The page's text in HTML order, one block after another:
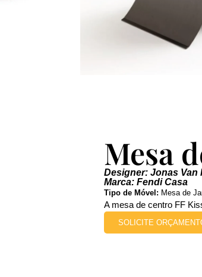
Mesa
Designer: Jonas Van
Marca: Fendi Casa
Tipo de Móvel: Mesa de
A mesa de centro FF
SOLICITE